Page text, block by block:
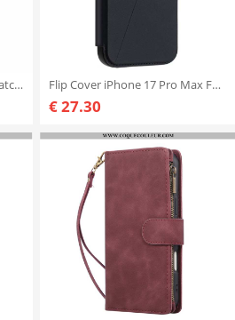
Housse iPhone 17 Pro Max Patchwork Flip Cover iPhone 17 Pro Max Fermeture Magnétique et Porte-Cartes
€ 27.30